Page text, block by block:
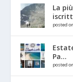
La
posted
Pa...
posted